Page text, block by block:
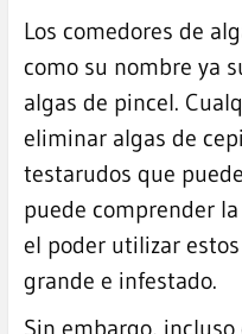
Los comedores de
como su nombre ya
algas de pincel.
eliminar algas de
testarudos que
puede comprender
el poder utilizar
grande e infestado.